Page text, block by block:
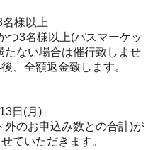
名様以上
つ3名様以上(パスマーケッ
たない場合は催行致しませ
、全額返金致します。
日(月)
のお申込み数との合計)が
ていただきます。